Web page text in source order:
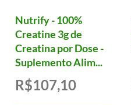
Nutrify - 100%
Creatine 3g de
Creatina por Dose -
Suplemento Alim...
R$107,10